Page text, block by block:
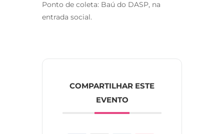
Ponto de coleta: Baú do DASP, na
entrada social.
COMPARTILHAR ESTE
EVENTO